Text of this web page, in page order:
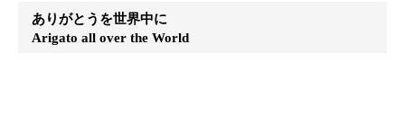
ありがとうを世界中に
Arigato all over the World